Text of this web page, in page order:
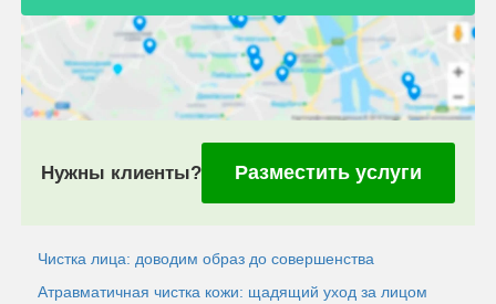
Нужны клиенты? Разместить услуги
Чистка лица: доводим образ до совершенства
Атравматичная чистка кожи: щадящий уход за лицом